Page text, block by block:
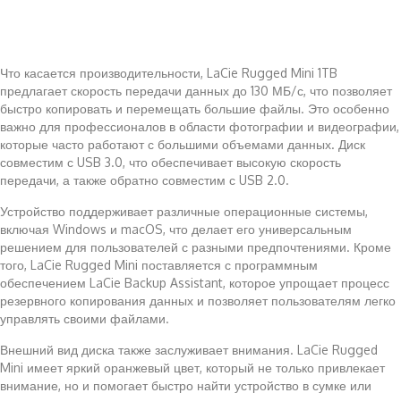
Что касается производительности, LaCie Rugged Mini 1TB
предлагает скорость передачи данных до 130 МБ/с, что позволяет
быстро копировать и перемещать большие файлы. Это особенно
важно для профессионалов в области фотографии и видеографии,
которые часто работают с большими объемами данных. Диск
совместим с USB 3.0, что обеспечивает высокую скорость
передачи, а также обратно совместим с USB 2.0.
Устройство поддерживает различные операционные системы,
включая Windows и macOS, что делает его универсальным
решением для пользователей с разными предпочтениями. Кроме
того, LaCie Rugged Mini поставляется с программным
обеспечением LaCie Backup Assistant, которое упрощает процесс
резервного копирования данных и позволяет пользователям легко
управлять своими файлами.
Внешний вид диска также заслуживает внимания. LaCie Rugged
Mini имеет яркий оранжевый цвет, который не только привлекает
внимание, но и помогает быстро найти устройство в сумке или